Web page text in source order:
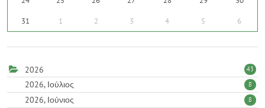
31 1 2 3 4 5 6
2026 43
2026, Ιούλιος 8
2026, Ιούνιος 8